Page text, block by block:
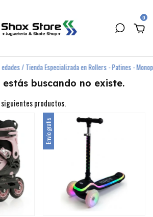
0
/ Tienda Especializada en Rollers - Patines -
buscando no existe.
productos.
Envío gratis